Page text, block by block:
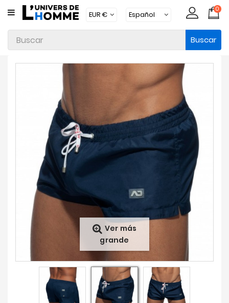
CATEGORÍA
Ropa
Interior
Loungewear
Accesorios
Calcetines
Brands
Novedades
0
Buscar
Ver más
grande